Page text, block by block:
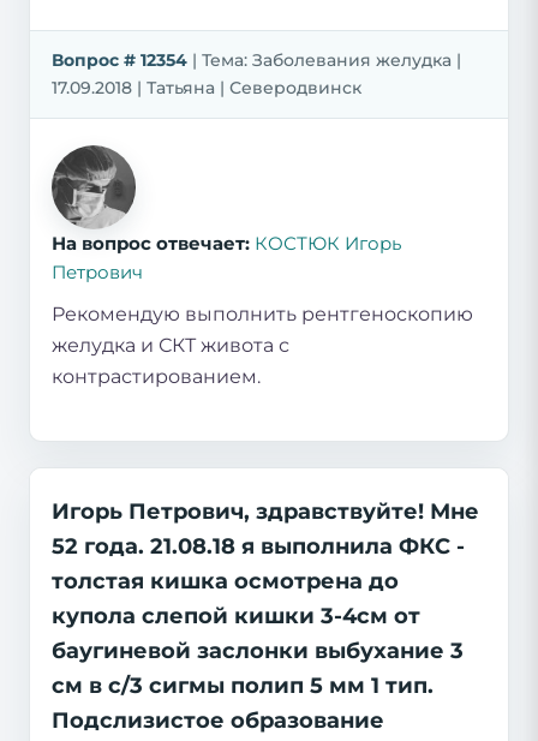
Вопрос # 12354 | Тема: Заболевания желудка |
17.09.2018 | Татьяна | Северодвинск
На вопрос отвечает: КОСТЮК Игорь
Петрович
Рекомендую выполнить рентгеноскопию
желудка и СКТ живота с
контрастированием.
Игорь Петрович, здравствуйте! Мне
52 года. 21.08.18 я выполнила ФКС -
толстая кишка осмотрена до
купола слепой кишки 3-4см от
баугиневой заслонки выбухание 3
см в с/3 сигмы полип 5 мм 1 тип.
Подслизистое образование